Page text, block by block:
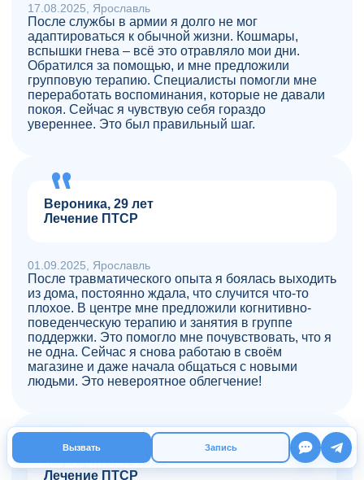
17.08.2025, Ярославль
После службы в армии я долго не мог
адаптироваться к обычной жизни. Кошмары,
вспышки гнева – всё это отравляло мои дни.
Обратился за помощью, и мне предложили
групповую терапию. Специалисты помогли мне
переработать воспоминания, которые не давали
покоя. Сейчас я чувствую себя гораздо
увереннее. Это был правильный шаг.
Вероника, 29 лет
Лечение ПТСР
01.09.2025, Ярославль
После травматического опыта я боялась выходить
из дома, постоянно ждала, что случится что-то
плохое. В центре мне предложили когнитивно-
поведенческую терапию и занятия в группе
поддержки. Это помогло мне почувствовать, что я
не одна. Сейчас я снова работаю в своём
магазине и даже начала общаться с новыми
людьми. Это невероятное облегчение!
Маргарита, 42 года
Лечение ПТСР
Вызвать Запись